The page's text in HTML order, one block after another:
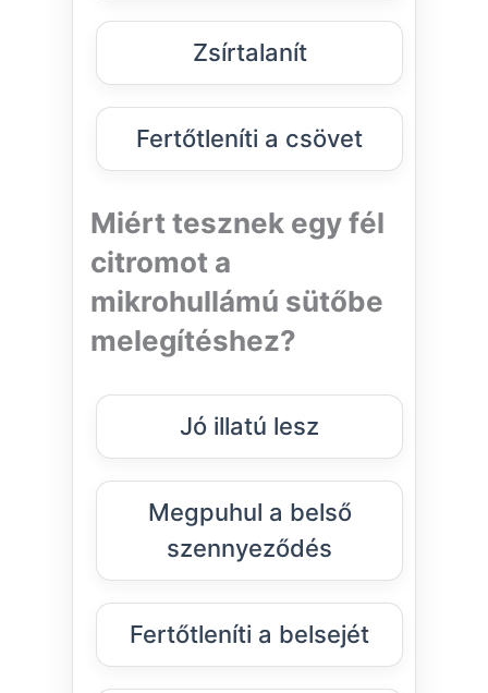
Zsírtalanít
Fertőtleníti a csövet
Miért tesznek egy fél
citromot a
mikrohullámú sütőbe
melegítéshez?
Jó illatú lesz
Megpuhul a belső
szennyeződés
Fertőtleníti a belsejét